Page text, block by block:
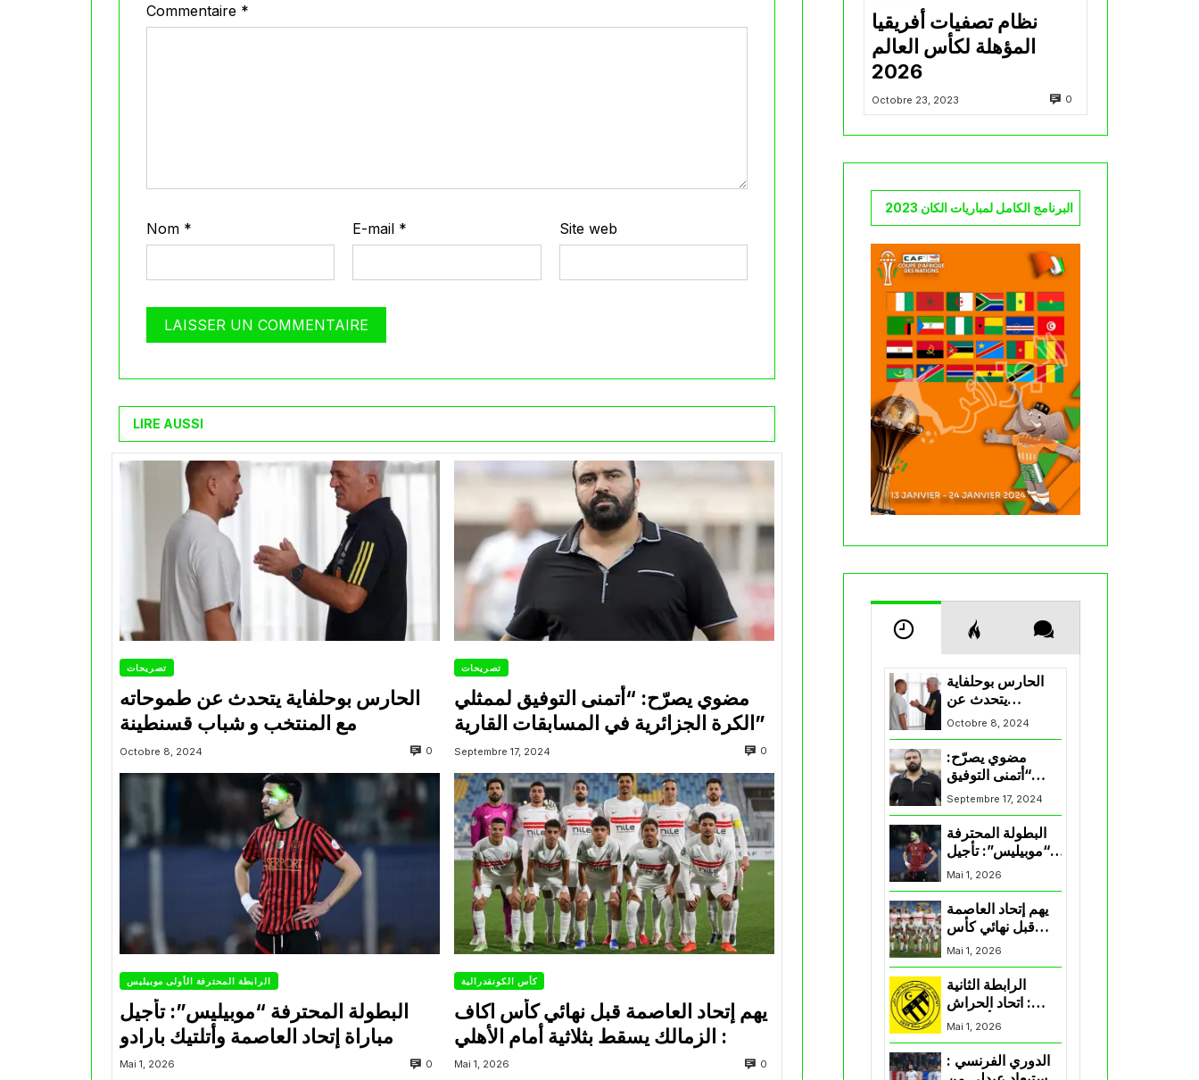
Commentaire *
Nom * E-mail * Site web
LIRE AUSSI
تصريحات
الحارس بوحلفاية يتحدث عن طموحاته
مع المنتخب و شباب قسنطينة
Octobre 8, 2024 0
تصريحات
مضوي يصرّح: “أتمنى التوفيق لممثلي
الكرة الجزائرية في المسابقات القارية”
Septembre 17, 2024 0
الرابطة المحترفة الأولى موبيليس
البطولة المحترفة “موبيليس”: تأجيل
مباراة إتحاد العاصمة وأتلتيك بارادو
Mai 1, 2026 0
كأس الكونفدرالية
يهم إتحاد العاصمة قبل نهائي كأس اكاف
Mai 1, 2026 0
نظام تصفيات أفريقيا
المؤهلة لكأس العالم
2026
Octobre 23, 2023 0
البرنامج الكامل لمباريات الكان 2023
الحارس بوحلفاية
يتحدث عن
طموحاته مع
المنتخب و شباب
قسنطينة
Octobre 8, 2024
مضوي يصرّح:
“أتمنى التوفيق
لممثلي الكرة
الجزائرية في
Septembre 17, 2024
البطولة المحترفة
“موبيليس”: تأجيل
مباراة إتحاد
العاصمة وأتلتيك
بارادو
Mai 1, 2026
يهم إتحاد العاصمة
قبل نهائي كأس
اكاف : الزمالك
يسقط بثلاثية أمام
Mai 1, 2026
الرابطة الثانية
: اتحاد الحراش
يحسم التأهل إلى
“البلاي أوف”
Mai 1, 2026
الدوري الفرنسي :